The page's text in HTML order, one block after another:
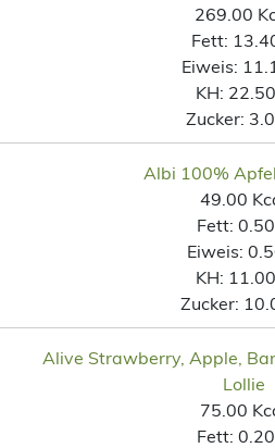
269.00
Fett:
Eiweis:
KH:
Zucker:
Albi 100%
49.00
Fett:
Eiweis:
KH:
Zucker:
Alive Strawberry, Apple,
Lollie
75.00
Fett: